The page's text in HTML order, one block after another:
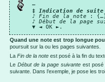
…
‡Indication de suite
♪Fin de la note
:
♪Début de la page
▼ ◄ OK ►.
Quand une note est trop longue
poursuit sur la ou les pages suivantes.
La Fin de la note est posé à la fin du
Le Début de la page suivante est posé
suivante. Dans l’exemple, je pose les